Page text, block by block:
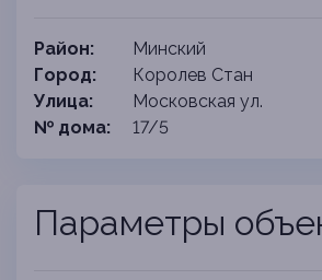
Район:
Минский
Город:
Королев Стан
Улица:
Московская ул.
№ дома:
17/5
Параметры